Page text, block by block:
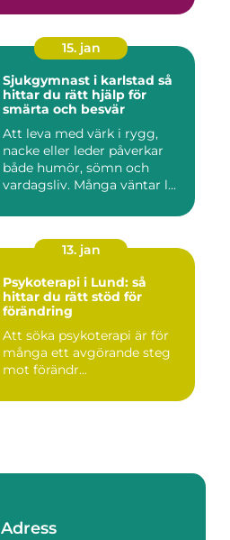
15. jan
Sjukgymnast i karlstad så
hittar du rätt hjälp för
smärta och besvär
Att leva med värk i rygg,
nacke eller leder påverkar
både humör, sömn och
vardagsliv. Många väntar l...
13. jan
Psykoterapi i Lund: så
hittar du rätt stöd för
förändring
Att söka psykoterapi är för
många ett avgörande steg
mot förändr...
Adress